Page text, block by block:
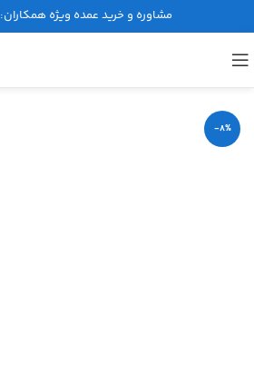
مشاوره و خرید عمده ویژه همکاران:
-8%